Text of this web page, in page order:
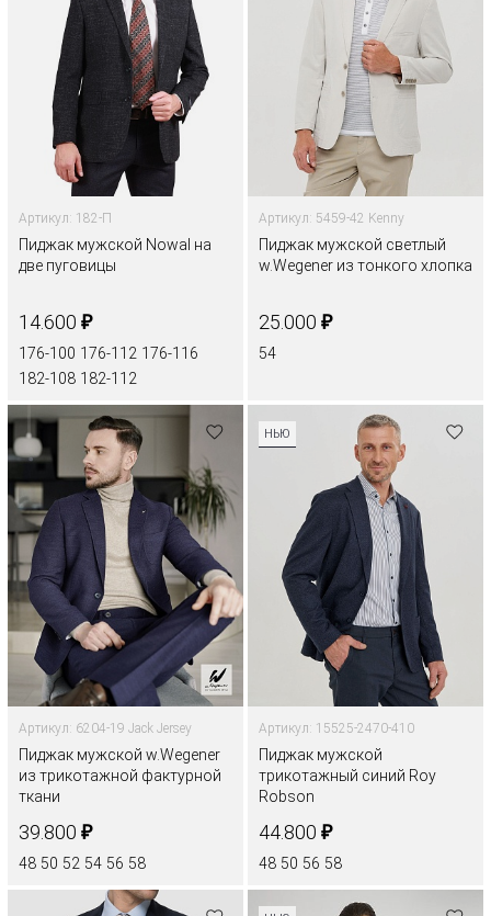
Артикул: 182-П
Пиджак мужской Nowal на
две пуговицы
14.600 ₽
176-100 176-112 176-116
182-108 182-112
Артикул: 5459-42 Kenny
Пиджак мужской светлый
w.Wegener из тонкого хлопка
25.000 ₽
54
Артикул: 6204-19 Jack Jersey
Пиджак мужской w.Wegener
из трикотажной фактурной
ткани
39.800 ₽
48 50 52 54 56 58
НЬЮ
Артикул: 15525-2470-410
Пиджак мужской
трикотажный синий Roy
Robson
44.800 ₽
48 50 56 58